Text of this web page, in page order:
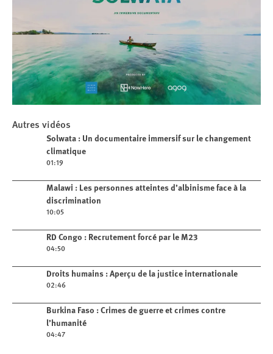
Play
Solwata : Un documentaire immersif
sur le changement climatique
Autres vidéos
Play videoSolwata : Un documentaire immersif sur le changement
climatique
01:19
Play videoMalawi : Les personnes atteintes d’albinisme face à la
discrimination
10:05
Play videoRD Congo : Recrutement forcé par le M23
04:50
Play videoDroits humains : Aperçu de la justice internationale
02:46
Play videoBurkina Faso : Crimes de guerre et crimes contre
l’humanité
04:47